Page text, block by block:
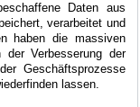
Daten aus
verarbeitet und
haben die massiven
Verbesserung der
Geschäftsprozesse
lassen.